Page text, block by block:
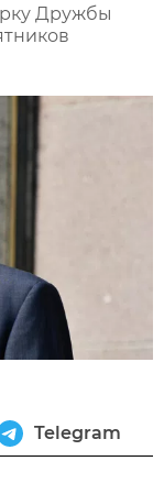
Дружбы
Telegram